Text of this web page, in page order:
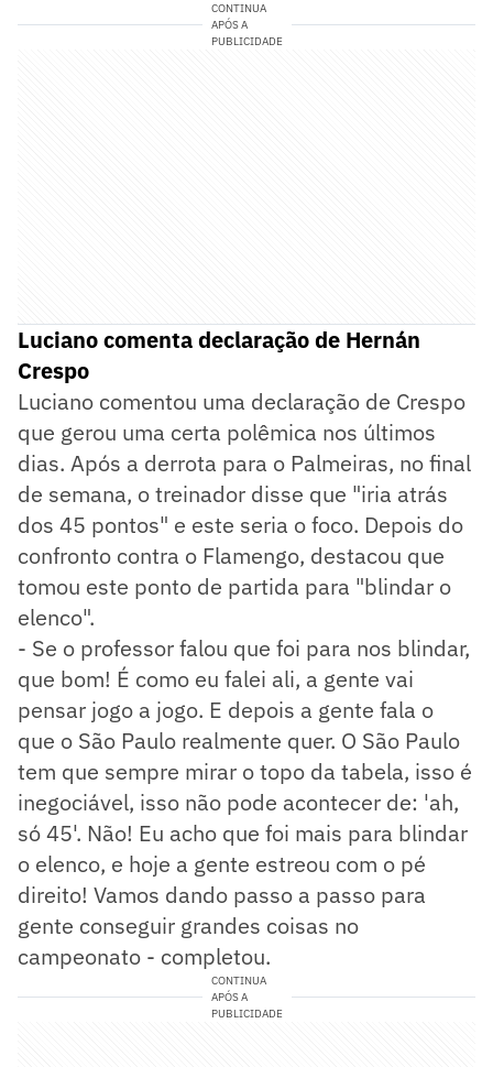
CONTINUA
APÓS A
PUBLICIDADE
Luciano comenta declaração de Hernán
Crespo
Luciano comentou uma declaração de Crespo
que gerou uma certa polêmica nos últimos
dias. Após a derrota para o Palmeiras, no final
de semana, o treinador disse que "iria atrás
dos 45 pontos" e este seria o foco. Depois do
confronto contra o Flamengo, destacou que
tomou este ponto de partida para "blindar o
elenco".
- Se o professor falou que foi para nos blindar,
que bom! É como eu falei ali, a gente vai
pensar jogo a jogo. E depois a gente fala o
que o São Paulo realmente quer. O São Paulo
tem que sempre mirar o topo da tabela, isso é
inegociável, isso não pode acontecer de: 'ah,
só 45'. Não! Eu acho que foi mais para blindar
o elenco, e hoje a gente estreou com o pé
direito! Vamos dando passo a passo para
gente conseguir grandes coisas no
campeonato - completou.
CONTINUA
APÓS A
PUBLICIDADE